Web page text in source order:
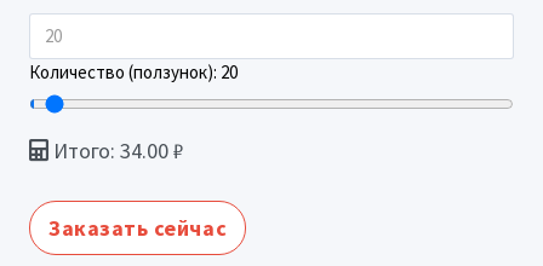
Количество (ползунок): 20
Итого: 34.00₽
Заказать сейчас